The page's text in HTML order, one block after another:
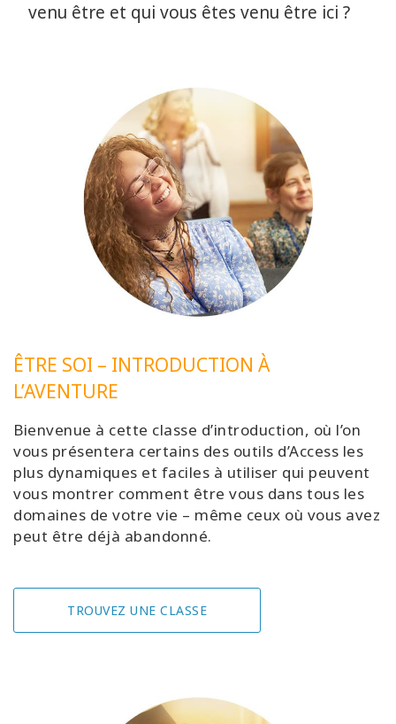
venu être et qui vous êtes venu être ici ?
ÊTRE SOI – INTRODUCTION À
L’AVENTURE
Bienvenue à cette classe d’introduction, où l’on
vous présentera certains des outils d’Access les
plus dynamiques et faciles à utiliser qui peuvent
vous montrer comment être vous dans tous les
domaines de votre vie – même ceux où vous avez
peut être déjà abandonné.
TROUVEZ UNE CLASSE